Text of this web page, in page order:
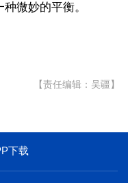
微妙的平衡。
【责任编辑：吴疆】
下载